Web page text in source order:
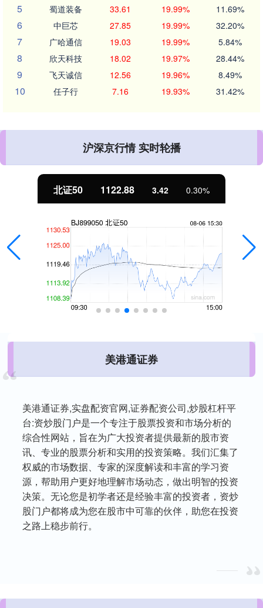
5 蜀道装备 33.61 19.99% 11.69%
6 中巨芯 27.85 19.99% 32.20%
7 广哈通信 19.03 19.99% 5.84%
8 欣天科技 18.02 19.97% 28.44%
9 飞天诚信 12.56 19.96% 8.49%
10 任子行 7.16 19.93% 31.42%
沪深京行情 实时轮播
北证50 1122.88 3.42 0.30%
美港通证券
美港通证券,实盘配资官网,证券配资公司,炒股杠杆平
台:资炒股门户是一个专注于股票投资和市场分析的
综合性网站，旨在为广大投资者提供最新的股市资
讯、专业的股票分析和实用的投资策略。我们汇集了
权威的市场数据、专家的深度解读和丰富的学习资
源，帮助用户更好地理解市场动态，做出明智的投资
决策。无论您是初学者还是经验丰富的投资者，资炒
股门户都将成为您在股市中可靠的伙伴，助您在投资
之路上稳步前行。